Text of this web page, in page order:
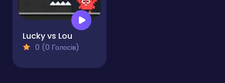
Lucky vs Lou
0 (0 Голосів)